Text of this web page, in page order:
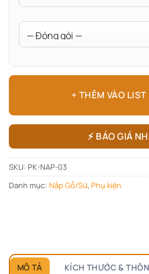
+ THÊM VÀO LIST
⚡ BÁO GIÁ
SKU: PK-NAP-03
Danh mục: Nắp Gỗ/Sứ, Phụ kiện
MÔ TẢ KÍCH THƯỚC &